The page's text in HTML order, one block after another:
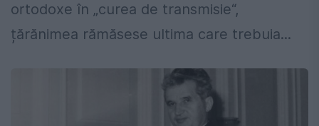
ortodoxe în „curea de transmisie“,
țărănimea rămăsese ultima care trebuia...